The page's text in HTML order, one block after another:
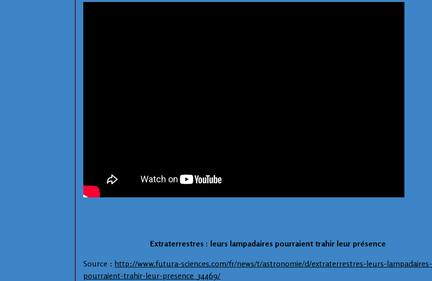
Extraterrestres : leurs lampadaires pourraient trahir leur présence
Source : http://www.futura-sciences.com/fr/news/t/astronomie/d/extraterrestres-leurs-lampadaires-
pourraient-trahir-leur-presence_34469/